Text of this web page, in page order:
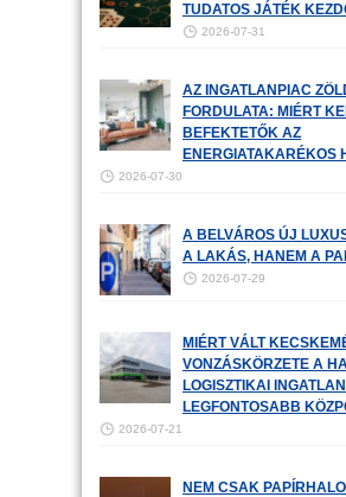
TUDATOS JÁTÉK
2026-07-31
AZ INGATLANPIAC
FORDULATA: MIÉRT
BEFEKTETŐK AZ
ENERGIATAKARÉKOS
2026-07-30
A BELVÁROS ÚJ
A LAKÁS, HANEM A
2026-07-29
MIÉRT VÁLT
VONZÁSKÖRZETE A
LOGISZTIKAI
LEGFONTOSABB
2026-07-21
NEM CSAK